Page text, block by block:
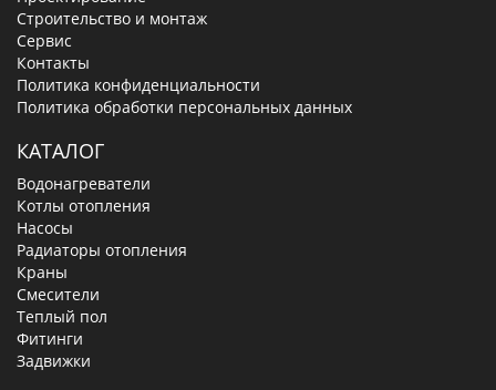
Строительство и монтаж
Сервис
Контакты
Политика конфиденциальности
Политика обработки персональных данных
КАТАЛОГ
Водонагреватели
Котлы отопления
Насосы
Радиаторы отопления
Краны
Смесители
Теплый пол
Фитинги
Задвижки